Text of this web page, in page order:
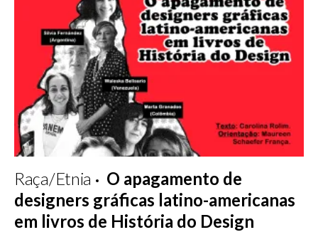
Raça/Etnia
O apagamento de
designers gráficas latino-americanas
em livros de História do Design